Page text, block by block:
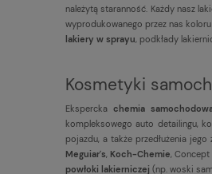
należytą staranność. Każdy nasz
wyprodukowanego przez nas
lakiery w sprayu , podkłady
Kosmetyki
Ekspercka chemia
kompleksowego auto detailingu,
pojazdu, a także przedłużenia
Meguiar's Koch-Chemie ,
powłoki lakierniczej (np. woski